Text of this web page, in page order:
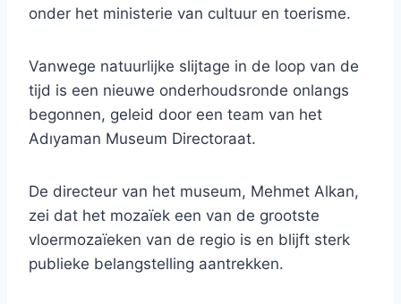
onder het ministerie van cultuur en toerisme.
Vanwege natuurlijke slijtage in de loop van de
tijd is een nieuwe onderhoudsronde onlangs
begonnen, geleid door een team van het
Adıyaman Museum Directoraat.
De directeur van het museum, Mehmet Alkan,
zei dat het mozaïek een van de grootste
vloermozaïeken van de regio is en blijft sterk
publieke belangstelling aantrekken.